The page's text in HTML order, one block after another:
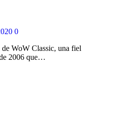
0
de WoW Classic, una fiel
2006 que…